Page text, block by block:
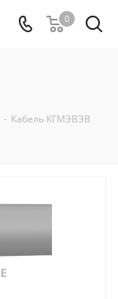
0
- Кабель КГМЭВЭВ